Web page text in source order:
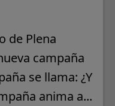
de Plena
campaña
se llama: ¿Y
anima a...